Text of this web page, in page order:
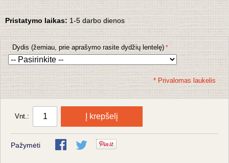
Pristatymo laikas:1-5 darbo dienos
Dydis (žemiau, prie aprašymo rasite dydžių lentelę)
* Privalomas laukelis
Vnt.: Į krepšelį
Pažymėti